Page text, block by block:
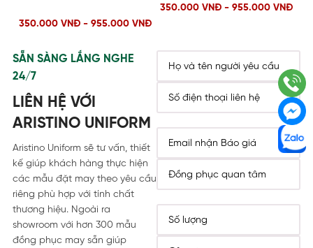
350.000 VNĐ - 955.000 VNĐ
350.000 VNĐ - 955.000 VNĐ
SẴN SÀNG LẮNG NGHE
24/7
LIÊN HỆ VỚI
ARISTINO UNIFORM
Aristino Uniform sẽ tư vấn, thiết
kế giúp khách hàng thực hiện
các mẫu đặt may theo yêu cầu
riêng phù hợp với tính chất
thương hiệu. Ngoài ra
showroom với hơn 300 mẫu
đồng phục may sẵn giúp